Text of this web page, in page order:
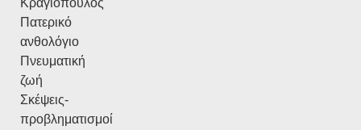
Πατερικό
ανθολόγιο
Πνευματική
ζωή
Σκέψεις-
προβληματισμοί